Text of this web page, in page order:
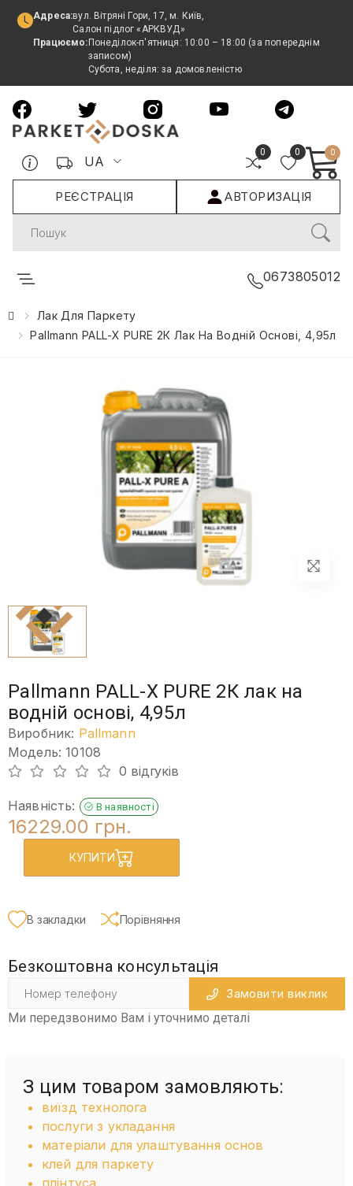
Адреса:вул. Вітряні Гори, 17, м. Київ,
Салон підлог «АРКВУД»
Працюємо: Понеділок-п'ятниця: 10:00 – 18:00 (за попереднім
записом)
Субота, неділя: за домовленістю
UA
0 0 0
РЕЄСТРАЦІЯ АВТОРИЗАЦІЯ
Search
0673805012
Лак Для Паркету
Pallmann PALL-X PURE 2К Лак На Водній Основі, 4,95л
Pallmann PALL-X PURE 2К лак на
водній основі, 4,95л
Виробник: Pallmann
Модель: 10108
0 відгуків
Наявність: В наявності
16229.00 грн.
КУПИТИ
В закладки Порівняння
Безкоштовна консультація
Замовити виклик
Ми передзвонимо Вам і уточнимо деталі
З цим товаром замовляють:
виїзд технолога
послуги з укладання
матеріали для улаштування основ
клей для паркету